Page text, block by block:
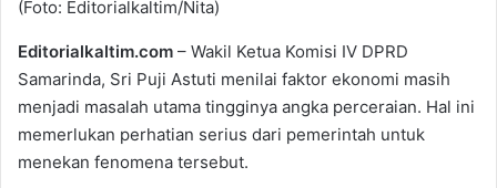
(Foto: Editorialkaltim/Nita)
Editorialkaltim.com – Wakil Ketua Komisi IV DPRD
Samarinda, Sri Puji Astuti menilai faktor ekonomi masih
menjadi masalah utama tingginya angka perceraian. Hal ini
memerlukan perhatian serius dari pemerintah untuk
menekan fenomena tersebut.